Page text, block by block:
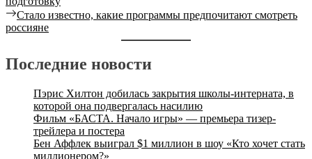
Стало известно, какие программы предпочитают смотреть
россияне
Последние новости
Пэрис Хилтон добилась закрытия школы-интерната, в
которой она подвергалась насилию
Фильм «БАСТА. Начало игры» — премьера тизер-
трейлера и постера
Бен Аффлек выиграл $1 миллион в шоу «Кто хочет стать
миллионером?»